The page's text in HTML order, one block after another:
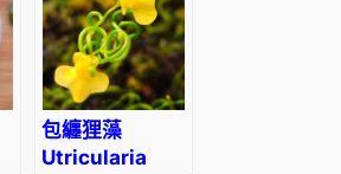
包纏狸藻
Utricularia